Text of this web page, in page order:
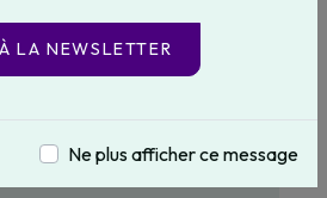
LA NEWSLETTER
Ne plus afficher ce message